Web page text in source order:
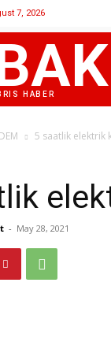
7, 2026
HABER
5 saatlik elektrik
- May 28, 2021